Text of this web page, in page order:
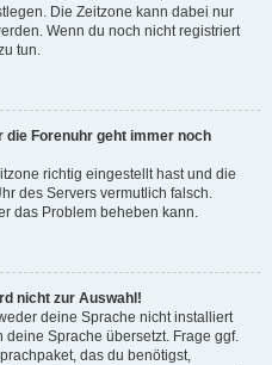
Die Zeitzone kann dabei nur
Wenn du noch nicht registriert
tun.
die Forenuhr geht immer noch
richtig eingestellt hast und die
des Servers vermutlich falsch.
das Problem beheben kann.
nicht zur Auswahl!
deine Sprache nicht installiert
Sprache übersetzt. Frage ggf.
das du benötigst,